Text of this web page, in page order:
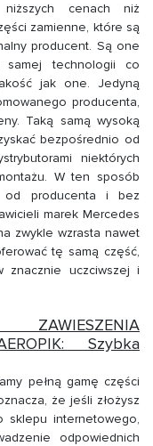
cenach niż
zamienne, które są
producent. Są one
technologii co
jak one. Jedyną
producenta,
Taką samą wysoką
bezpośrednio od
niektórych
W ten sposób
od producenta i bez
marek Mercedes
zwykle wzrasta nawet
tę samą część,
znacznie uczciwszej i
Szybka
pełną gamę części
że ​​jeśli złożysz
sklepu internetowego,
odpowiednich